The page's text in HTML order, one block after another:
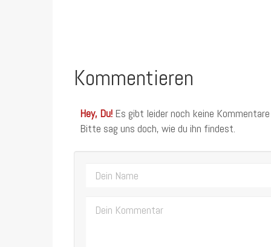
Kommentieren
Hey, Du! Es gibt leider noch keine
Bitte sag uns doch, wie du ihn findest.